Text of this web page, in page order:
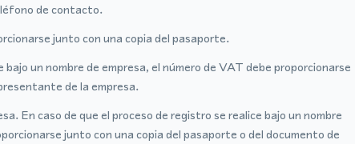
de contacto.
junto con una copia del pasaporte.
un nombre de empresa, el número de VAT debe proporcionarse
de la empresa.
En caso de que el proceso de registro se realice bajo un nombre
junto con una copia del pasaporte o del documento de